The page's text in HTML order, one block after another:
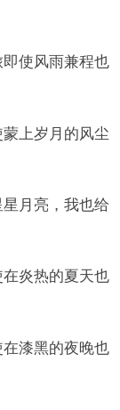
使风雨兼程也
上岁月的风尘
月亮，我也给
炎热的夏天也
漆黑的夜晚也